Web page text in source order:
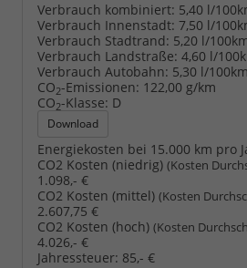
Verbrauch kombiniert: 5,40 l/
Verbrauch Innenstadt: 7,50 l/
Verbrauch Stadtrand: 5,20 l/
Verbrauch Landstraße: 4,60 l/
Verbrauch Autobahn: 5,30 l/100km
CO2-Emissionen: 122,00 g/km
CO2-Klasse: D
Download
Energiekosten bei 15.000 km pro
CO2 Kosten (niedrig) (Kosten
1.098,- €
CO2 Kosten (mittel) (Kosten
2.607,75 €
CO2 Kosten (hoch) (Kosten
4.026,- €
Jahressteuer: 85,- €